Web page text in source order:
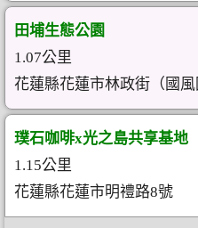
田埔生態公園
1.07公里
花蓮縣花蓮市林政街（國風
璞石咖啡x光之島共享基地
1.15公里
花蓮縣花蓮市明禮路8號